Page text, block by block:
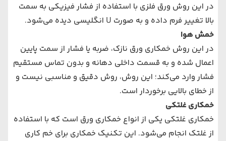
در این روش ورق فلزی با استفاده از فشار فیزیکی به سمت
بالا تغییر فرم داده و به صورت U انگلیسی دیده می‌شود.
خمش هوا
در این روش خمکاری ورق نازک، ضربه یا فشار از سمت پایین
اعمال شده و به قسمت داخلی دهانه و بدون تماس مستقیم
فشار وارد می‌کند؛ این روش، روش دقیق و مناسبی نیست و
از خطای بالایی برخوردار است.
خمکاری غلتکی
خمکاری غلتکی یکی از انواع خمکاری ورق است که با استفاده
از غلتک انجام می‌شود. این تکنیک خمکاری برای خم کاری